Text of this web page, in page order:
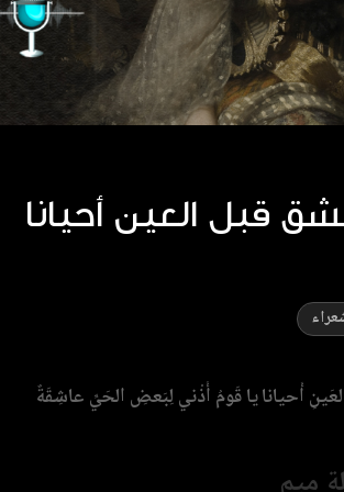
قبل العين أحيانا
يا قَومُ أُذْني لِبَعضِ الحَيِّ عاشِقَةٌأَحيانا